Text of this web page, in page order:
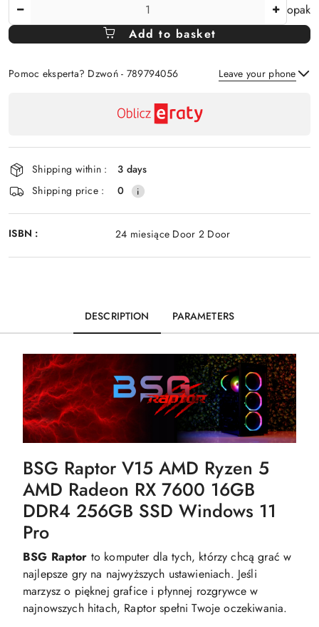
Of
opak
Add to basket
Pomoc eksperta? Dzwoń - 789794056 Leave your phone
and
delivery
Shipping within :
3 days
Shipping price :
0
ISBN : 24 miesiące Door 2 Door
DESCRIPTION PARAMETERS
BSG Raptor V15 AMD Ryzen 5
AMD Radeon RX 7600 16GB
DDR4 256GB SSD Windows 11
Pro
BSG Raptor to komputer dla tych, którzy chcą grać w
najlepsze gry na najwyższych ustawieniach. Jeśli
marzysz o pięknej grafice i płynnej rozgrywce w
najnowszych hitach, Raptor spełni Twoje oczekiwania.